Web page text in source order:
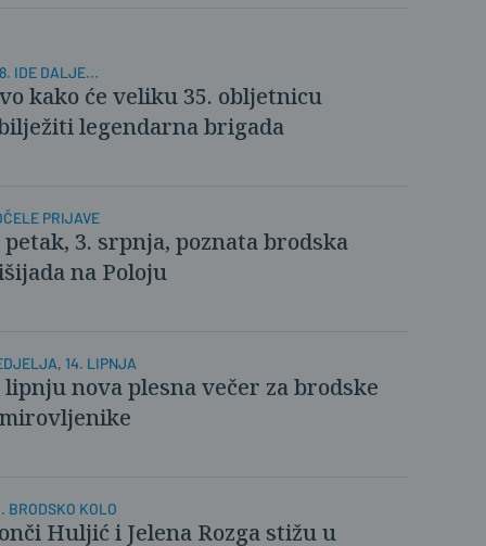
IDE DALJE...
kako će veliku 35. obljetnicu
legendarna brigada
PRIJAVE
petak, 3. srpnja, poznata brodska
na Poloju
14. LIPNJA
lipnju nova plesna večer za brodske
BRODSKO KOLO
Huljić i Jelena Rozga stižu u